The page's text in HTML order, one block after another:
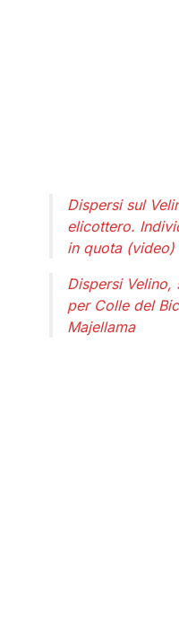
Dispersi sul
elicottero.
in quota (video)
Dispersi
per Colle del
Majellama